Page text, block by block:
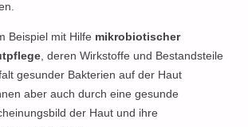
Beispiel mit Hilfe mikrobiotischer
, deren Wirkstoffe und Bestandsteile
gesunder Bakterien auf der Haut
aber auch durch eine gesunde
der Haut und ihre